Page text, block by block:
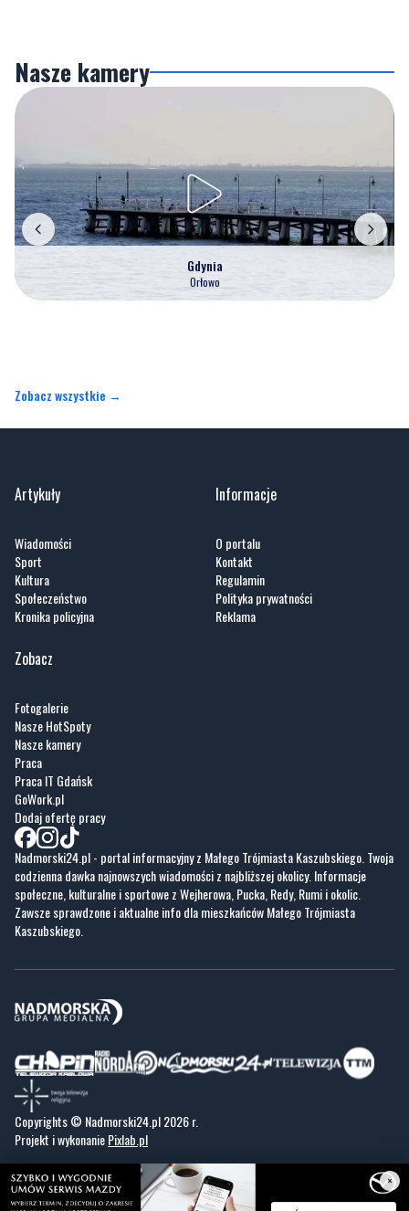
Nasze kamery
Gdynia
Orłowo
Zobacz wszystkie →
Artykuły
Wiadomości
Sport
Kultura
Społeczeństwo
Kronika policyjna
Informacje
O portalu
Kontakt
Regulamin
Polityka prywatności
Reklama
Zobacz
Fotogalerie
Nasze HotSpoty
Nasze kamery
Praca
Praca IT Gdańsk
GoWork.pl
Dodaj ofertę pracy
Nadmorski24.pl - portal informacyjny z Małego Trójmiasta Kaszubskiego. Twoja
codzienna dawka najnowszych wiadomości z najbliższej okolicy. Informacje
społeczne, kulturalne i sportowe z Wejherowa, Pucka, Redy, Rumi i okolic.
Zawsze sprawdzone i aktualne info dla mieszkańców Małego Trójmiasta
Kaszubskiego.
Copyrights © Nadmorski24.pl 2026 r.
Projekt i wykonaniePixlab.pl
×